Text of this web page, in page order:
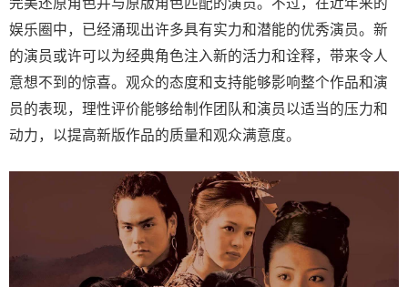
完美还原角色并与原版角色匹配的演员。不过，在近年来的
娱乐圈中，已经涌现出许多具有实力和潜能的优秀演员。新
的演员或许可以为经典角色注入新的活力和诠释，带来令人
意想不到的惊喜。观众的态度和支持能够影响整个作品和演
员的表现，理性评价能够给制作团队和演员以适当的压力和
动力，以提高新版作品的质量和观众满意度。